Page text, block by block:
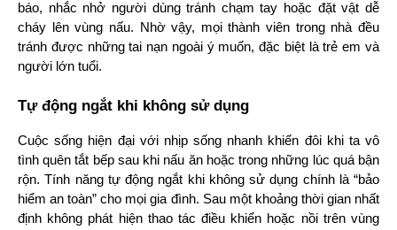
báo, nhắc nhở người dùng tránh chạm tay hoặc đặt vật dễ
cháy lên vùng nấu. Nhờ vậy, mọi thành viên trong nhà đều
tránh được những tai nạn ngoài ý muốn, đặc biệt là trẻ em và
người lớn tuổi.
Tự động ngắt khi không sử dụng
Cuộc sống hiện đại với nhịp sống nhanh khiến đôi khi ta vô
tình quên tắt bếp sau khi nấu ăn hoặc trong những lúc quá bận
rộn. Tính năng tự động ngắt khi không sử dụng chính là “bảo
hiểm an toàn” cho mọi gia đình. Sau một khoảng thời gian nhất
định không phát hiện thao tác điều khiển hoặc nồi trên vùng